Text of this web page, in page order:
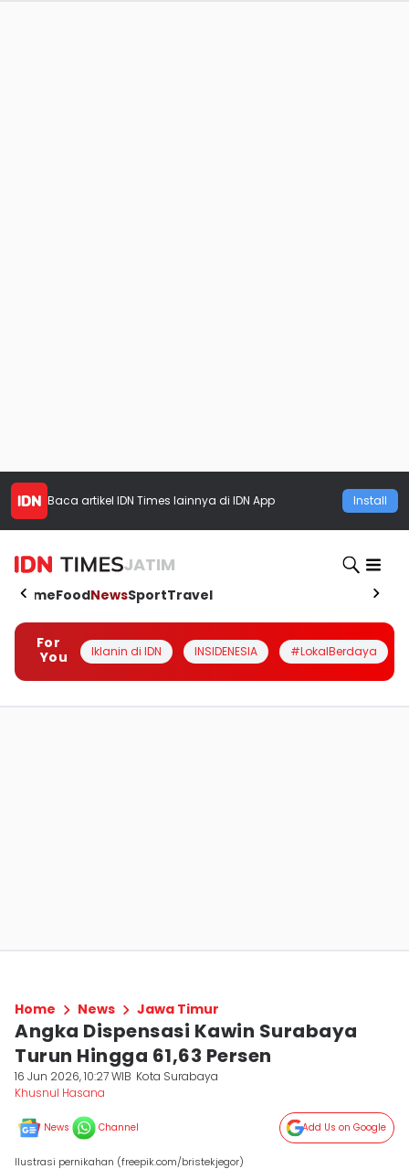
Baca artikel IDN Times lainnya di IDN App Install
JATIM
HomeFoodNewsSportTravel
For
You
Iklanin di IDN INSIDENESIA #LokalBerdaya
Home News Jawa Timur
Angka Dispensasi Kawin Surabaya
Turun Hingga 61,63 Persen
16 Jun 2026, 10:27 WIB Kota Surabaya
Khusnul Hasana
News Channel Add Us on Google
Ilustrasi pernikahan (freepik.com/bristekjegor)